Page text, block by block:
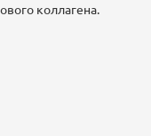
коллагена.